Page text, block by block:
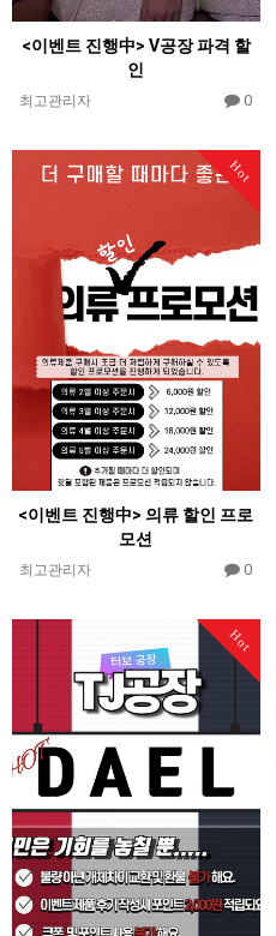
<이벤트 진행中> V공장 파격 할
인
최고관리자 0
Hot
<이벤트 진행中> 의류 할인 프로
모션
최고관리자 0
Hot